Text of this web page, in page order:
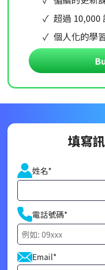
超過 10,000
個人化的學
填寫
姓名*
電話號碼*
Email*